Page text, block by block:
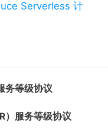
Serverless 计
务等级协议
）服务等级协议